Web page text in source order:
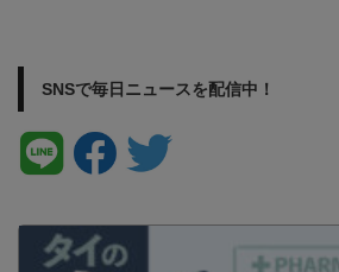
SNSで毎日ニュースを配信中！